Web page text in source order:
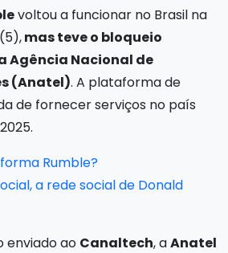
voltou a funcionar no Brasil na
mas teve o bloqueio
Agência Nacional de
(Anatel). A plataforma de
de fornecer serviços no país
Rumble?
a rede social de Donald
enviado ao Canaltech, aAnatel